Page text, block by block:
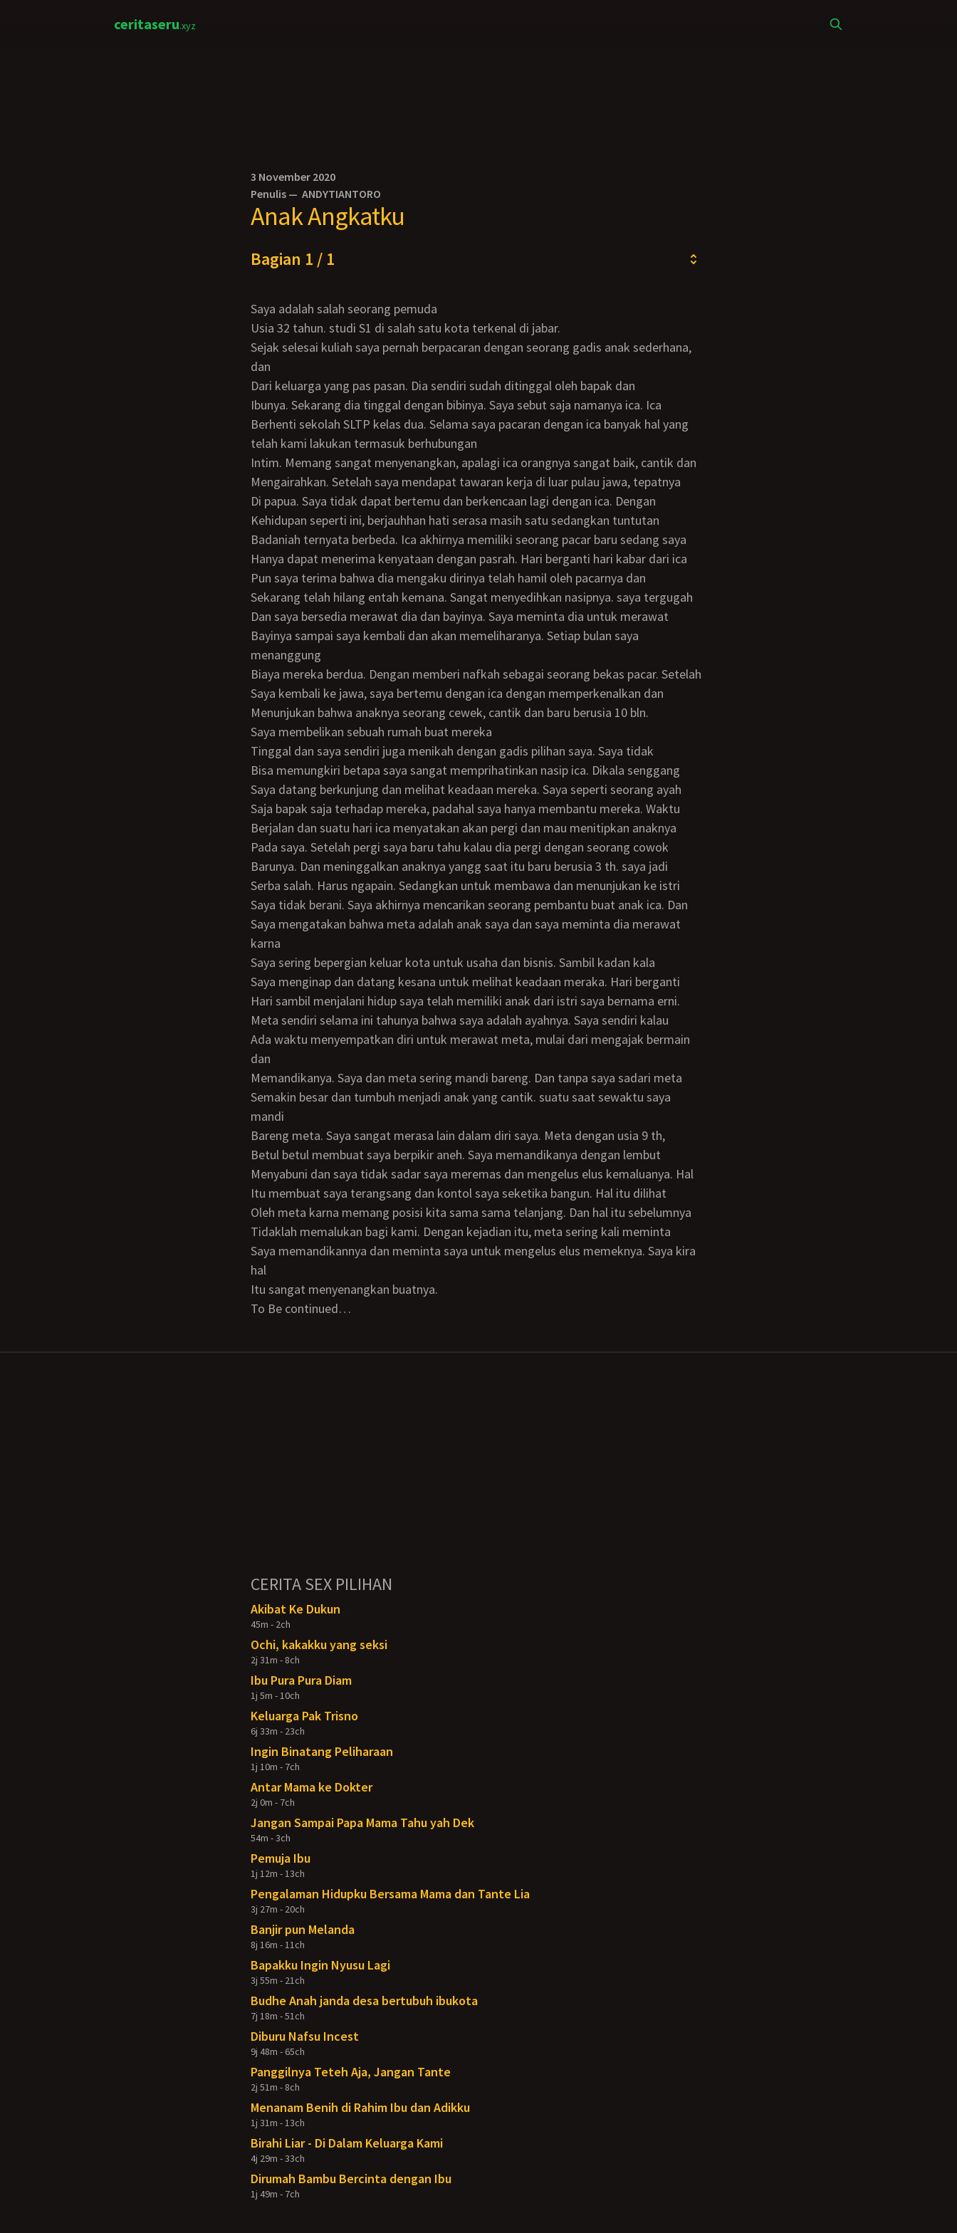
ceritaseru.xyz
3 November 2020
Penulis — ANDYTIANTORO
Anak Angkatku
Bagian 1 / 1
Saya adalah salah seorang pemuda
usia 32 tahun. studi S1 di salah satu kota terkenal di jabar.
Sejak selesai kuliah saya pernah berpacaran dengan seorang gadis anak sederhana,
dan
dari keluarga yang pas pasan. Dia sendiri sudah ditinggal oleh bapak dan
ibunya. Sekarang dia tinggal dengan bibinya. Saya sebut saja namanya ica. Ica
berhenti sekolah SLTP kelas dua. Selama saya pacaran dengan ica banyak hal yang
telah kami lakukan termasuk berhubungan
intim. Memang sangat menyenangkan, apalagi ica orangnya sangat baik, cantik dan
mengairahkan. Setelah saya mendapat tawaran kerja di luar pulau jawa, tepatnya
di papua. Saya tidak dapat bertemu dan berkencaan lagi dengan ica. Dengan
kehidupan seperti ini, berjauhhan hati serasa masih satu sedangkan tuntutan
badaniah ternyata berbeda. Ica akhirnya memiliki seorang pacar baru sedang saya
hanya dapat menerima kenyataan dengan pasrah. Hari berganti hari kabar dari ica
pun saya terima bahwa dia mengaku dirinya telah hamil oleh pacarnya dan
sekarang telah hilang entah kemana. Sangat menyedihkan nasipnya. saya tergugah
dan saya bersedia merawat dia dan bayinya. Saya meminta dia untuk merawat
bayinya sampai saya kembali dan akan memeliharanya. Setiap bulan saya
menanggung
biaya mereka berdua. Dengan memberi nafkah sebagai seorang bekas pacar. Setelah
saya kembali ke jawa, saya bertemu dengan ica dengan memperkenalkan dan
menunjukan bahwa anaknya seorang cewek, cantik dan baru berusia 10 bln.
Saya membelikan sebuah rumah buat mereka
tinggal dan saya sendiri juga menikah dengan gadis pilihan saya. Saya tidak
bisa memungkiri betapa saya sangat memprihatinkan nasip ica. Dikala senggang
saya datang berkunjung dan melihat keadaan mereka. Saya seperti seorang ayah
saja bapak saja terhadap mereka, padahal saya hanya membantu mereka. Waktu
berjalan dan suatu hari ica menyatakan akan pergi dan mau menitipkan anaknya
pada saya. Setelah pergi saya baru tahu kalau dia pergi dengan seorang cowok
barunya. Dan meninggalkan anaknya yangg saat itu baru berusia 3 th. saya jadi
serba salah. Harus ngapain. Sedangkan untuk membawa dan menunjukan ke istri
saya tidak berani. Saya akhirnya mencarikan seorang pembantu buat anak ica. Dan
saya mengatakan bahwa meta adalah anak saya dan saya meminta dia merawat
karna
saya sering bepergian keluar kota untuk usaha dan bisnis. Sambil kadan kala
saya menginap dan datang kesana untuk melihat keadaan meraka. Hari berganti
hari sambil menjalani hidup saya telah memiliki anak dari istri saya bernama erni.
Meta sendiri selama ini tahunya bahwa saya adalah ayahnya. Saya sendiri kalau
ada waktu menyempatkan diri untuk merawat meta, mulai dari mengajak bermain
dan
memandikanya. Saya dan meta sering mandi bareng. Dan tanpa saya sadari meta
semakin besar dan tumbuh menjadi anak yang cantik. suatu saat sewaktu saya
mandi
bareng meta. Saya sangat merasa lain dalam diri saya. Meta dengan usia 9 th,
betul betul membuat saya berpikir aneh. Saya memandikanya dengan lembut
menyabuni dan saya tidak sadar saya meremas dan mengelus elus kemaluanya. Hal
itu membuat saya terangsang dan kontol saya seketika bangun. Hal itu dilihat
oleh meta karna memang posisi kita sama sama telanjang. Dan hal itu sebelumnya
tidaklah memalukan bagi kami. Dengan kejadian itu, meta sering kali meminta
saya memandikannya dan meminta saya untuk mengelus elus memeknya. Saya kira
hal
itu sangat menyenangkan buatnya.
to Be continued…
CERITA SEX PILIHAN
Akibat Ke Dukun
45m - 2ch
Ochi, kakakku yang seksi
2j 31m - 8ch
Ibu Pura Pura Diam
1j 5m - 10ch
Keluarga Pak Trisno
6j 33m - 23ch
Ingin Binatang Peliharaan
1j 10m - 7ch
Antar Mama ke Dokter
2j 0m - 7ch
Jangan Sampai Papa Mama Tahu yah Dek
54m - 3ch
Pemuja Ibu
1j 12m - 13ch
Pengalaman Hidupku Bersama Mama dan Tante Lia
3j 27m - 20ch
Banjir pun Melanda
8j 16m - 11ch
Bapakku Ingin Nyusu Lagi
3j 55m - 21ch
Budhe Anah janda desa bertubuh ibukota
7j 18m - 51ch
Diburu Nafsu Incest
9j 48m - 65ch
Panggilnya Teteh Aja, Jangan Tante
2j 51m - 8ch
Menanam Benih di Rahim Ibu dan Adikku
1j 31m - 13ch
Birahi Liar - Di Dalam Keluarga Kami
4j 29m - 33ch
Dirumah Bambu Bercinta dengan Ibu
1j 49m - 7ch